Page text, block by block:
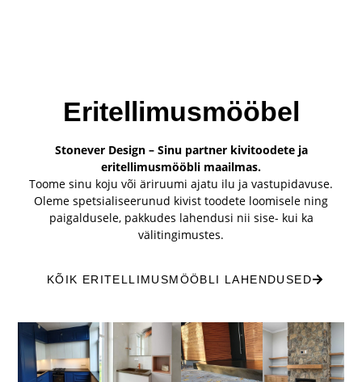
Eritellimusmööbel
Stonever Design – Sinu partner kivitoodete ja
eritellimusmööbli maailmas.
Toome sinu koju või äriruumi ajatu ilu ja vastupidavuse.
Oleme spetsialiseerunud kivist toodete loomisele ning
paigaldusele, pakkudes lahendusi nii sise- kui ka
välitingimustes.
KÕIK ERITELLIMUSMÖÖBLI LAHENDUSED